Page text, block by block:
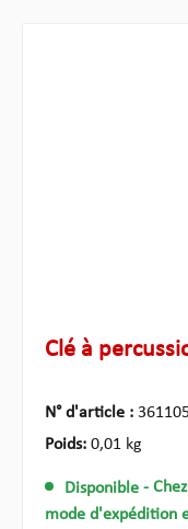
Ignorer la galerie
Clé à
N° d'article :
Poids: 0,01 kg
Disponible -
mode d'expédition